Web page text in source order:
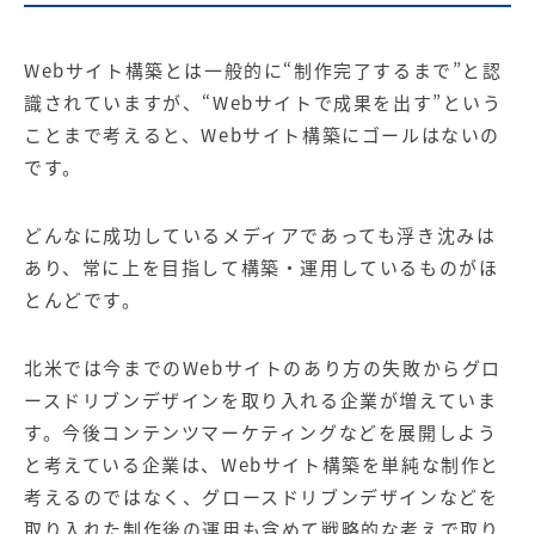
Webサイト構築とは一般的に“制作完了するまで”と認
識されていますが、 “Webサイトで成果を出す” という
ことまで考えると、Webサイト構築にゴールはないの
です。
どんなに成功しているメディアであっても浮き沈みは
あり、常に上を目指して構築・運用しているものがほ
とんどです。
北米では今までのWebサイトのあり方の失敗からグロ
ースドリブンデザインを取り入れる企業が増えていま
す。今後コンテンツマーケティングなどを展開しよう
と考えている企業は、 Webサイト構築を単純な制作と
考えるのではなく、グロースドリブンデザインなどを